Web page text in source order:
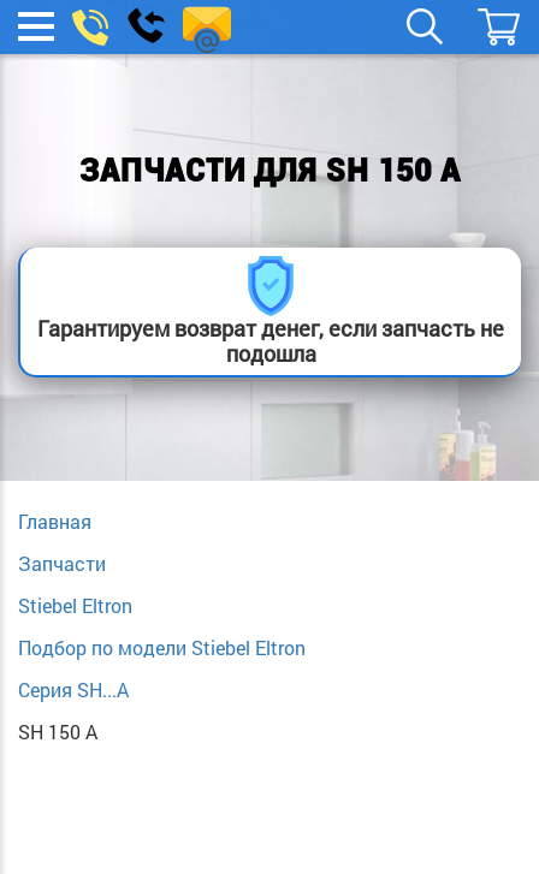
МЕНЮ
boylera@yandex.ru
Заказать
звонок
ЗАПЧАСТИ ДЛЯ SH 150 A
Гарантируем возврат денег, если запчасть не
подошла
Главная
Запчасти
Stiebel Eltron
Подбор по модели Stiebel Eltron
Серия SH...A
SH 150 A